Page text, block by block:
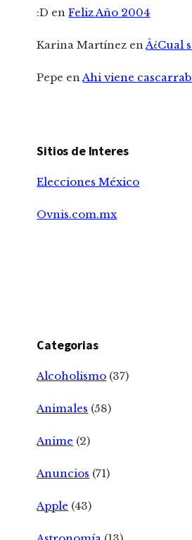
:D enFeliz Año 2004
Karina Martínez enÂ¿Cual
Pepe enAhi viene
Sitios de Interes
Elecciones México
Ovnis.com.mx
Categorias
Alcoholismo (37)
Animales (58)
Anime (2)
Anuncios (71)
Apple (43)